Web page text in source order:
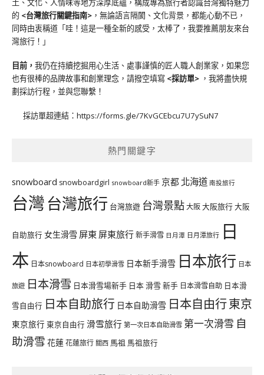
土、文化、人情味等地方深厚底蘊，構成專為旅行者認識台灣獨特魅力
的 <台灣旅行關鍵指南> ，無論語言隔閡、文化背景，都能心動不已，
同時由衷稱道「哇！這是一種全新的感受，太棒了，我要推薦朋友來台
灣旅行！」
目前， 我仍在持續挖掘用心生活、處事謹慎的匠人職人創業家，如果您
也有很棒的品牌故事和創業理念，請撥空填寫 <採訪單> ，我將盡快規
劃採訪行程，並與您聯繫！
採訪單超連結： https://forms.gle/7KvGCEbcu7U7ySuN7
熱門關鍵字
snowboard snowboardgirl snowboard新手 京都 北海道 南投旅行
台灣台灣旅行 台灣旅遊 台灣景點大阪大阪旅行大阪
自助旅行 女生滑雪 屏東 屏東旅行新手滑雪 日月潭 日月潭旅行 日
本 日本snowboard 日本初學滑雪 日本新手滑雪 日本旅行 日本
旅遊 日本滑雪 日本滑雪場新手 日本 滑雪 新手 日本滑雪自助 日本滑
雪自由行 日本自助旅行 日本自助滑雪 日本自由行東京
東京旅行 東京自由行 滑雪旅行 第一次日本自助滑雪 第一次滑雪 自
助滑雪 花蓮花蓮旅行 關西 馬祖 馬祖旅行